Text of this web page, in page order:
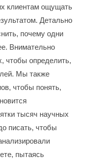
клиентам ощущать
Детально
почему одни
Внимательно
чтобы определить,
Мы также
чтобы понять,
тысяч научных
писать, чтобы
пытаясь